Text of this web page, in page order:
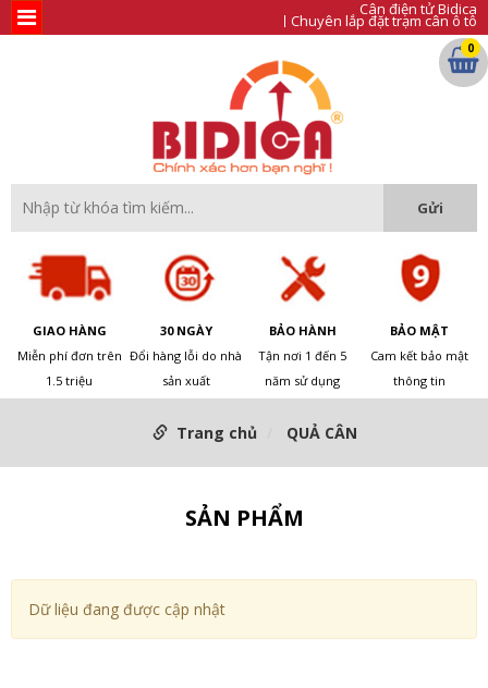
Cân điện tử Bidica
Chuyên lắp đặt trạm cân ô tô
GIAO HÀNG
Miễn phí đơn trên
1.5 triệu
30 NGÀY
Đổi hàng lỗi do nhà
sản xuất
BẢO HÀNH
Tận nơi 1 đến 5
năm sử dụng
BẢO MẬT
Cam kết bảo mật
thông tin
0
Trang chủ QUẢ CÂN
SẢN PHẨM
Dữ liệu đang được cập nhật